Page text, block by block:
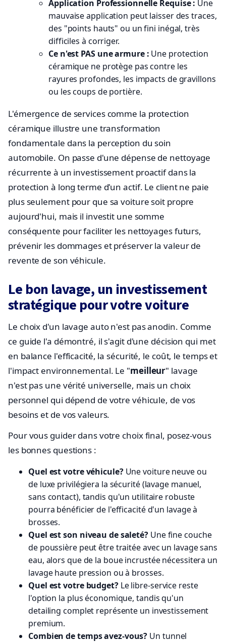
Application Professionnelle Requise : Une
mauvaise application peut laisser des traces,
des "points hauts" ou un fini inégal, très
difficiles à corriger.
Ce n'est PAS une armure : Une protection
céramique ne protège pas contre les
rayures profondes, les impacts de gravillons
ou les coups de portière.
L'émergence de services comme la protection
céramique illustre une transformation
fondamentale dans la perception du soin
automobile. On passe d'une dépense de nettoyage
récurrente à un investissement proactif dans la
protection à long terme d'un actif. Le client ne paie
plus seulement pour que sa voiture soit propre
aujourd'hui, mais il investit une somme
conséquente pour faciliter les nettoyages futurs,
prévenir les dommages et préserver la valeur de
revente de son véhicule.
Le bon lavage, un investissement
stratégique pour votre voiture
Le choix d'un lavage auto n'est pas anodin. Comme
ce guide l'a démontré, il s'agit d'une décision qui met
en balance l'efficacité, la sécurité, le coût, le temps et
l'impact environnemental. Le "meilleur" lavage
n'est pas une vérité universelle, mais un choix
personnel qui dépend de votre véhicule, de vos
besoins et de vos valeurs.
Pour vous guider dans votre choix final, posez-vous
les bonnes questions :
Quel est votre véhicule?Une voiture neuve ou
de luxe privilégiera la sécurité (lavage manuel,
sans contact), tandis qu'un utilitaire robuste
pourra bénéficier de l'efficacité d'un lavage à
brosses.
Quel est son niveau de saleté? Une fine couche
de poussière peut être traitée avec un lavage sans
eau, alors que de la boue incrustée nécessitera un
lavage haute pression ou à brosses.
Quel est votre budget?Le libre-service reste
l'option la plus économique, tandis qu'un
detailing complet représente un investissement
premium.
Combien de temps avez-vous? Un tunnel